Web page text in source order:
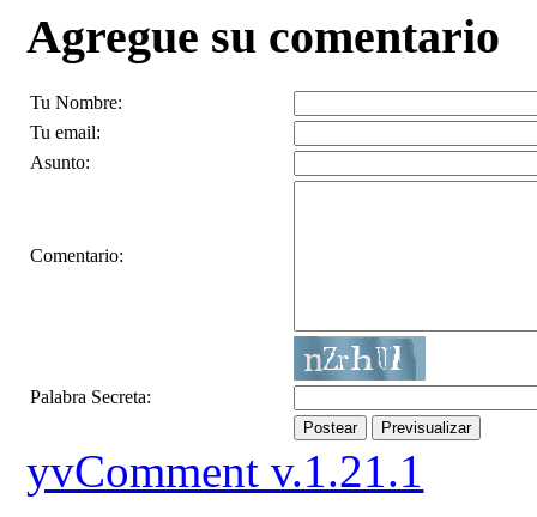
Agregue su comentario
Tu Nombre:
Tu email:
Asunto:
Comentario:
Palabra Secreta:
Postear Previsualizar
yvComment v.1.21.1